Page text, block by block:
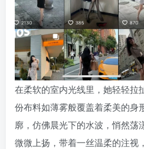
在柔软的室内光线里，她轻轻拉
份布料如薄雾般覆盖着柔美的身
廓，仿佛晨光下的水波，悄然荡
微微上扬，带着一丝温柔的注视